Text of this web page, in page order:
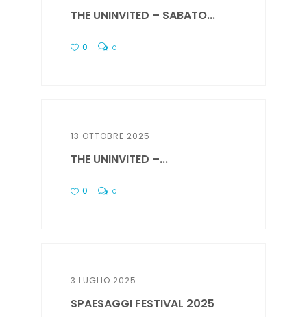
THE UNINVITED – SABATO...
0 0
13 OTTOBRE 2025
THE UNINVITED –...
0 0
3 LUGLIO 2025
SPAESAGGI FESTIVAL 2025